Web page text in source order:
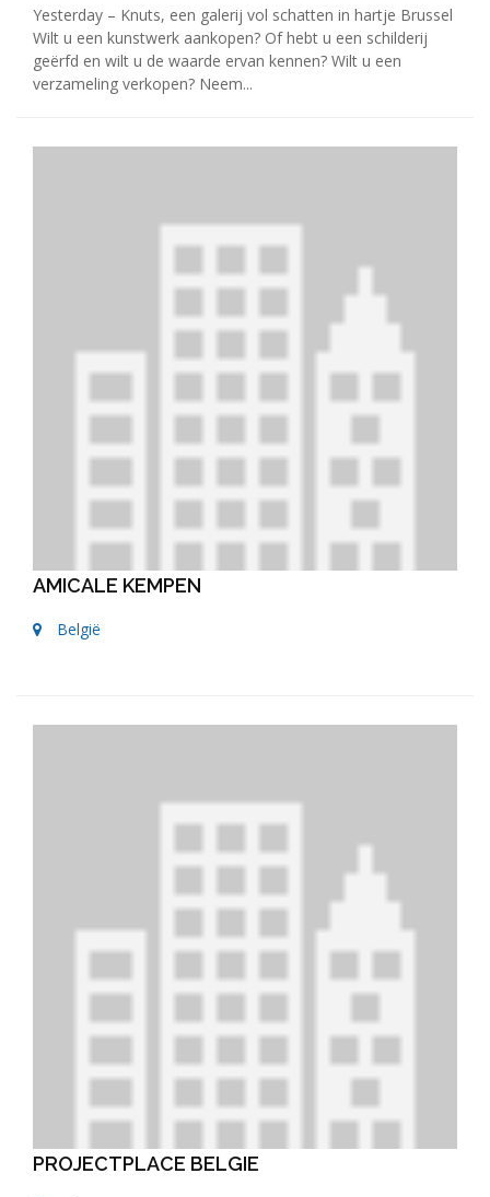
Yesterday – Knuts, een galerij vol schatten in hartje Brussel
Wilt u een kunstwerk aankopen? Of hebt u een schilderij
geërfd en wilt u de waarde ervan kennen? Wilt u een
verzameling verkopen? Neem...
AMICALE KEMPEN
België
PROJECTPLACE BELGIE